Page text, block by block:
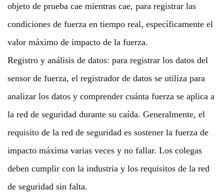
objeto de prueba cae mientras cae, para registrar las
condiciones de fuerza en tiempo real, específicamente el
valor máximo de impacto de la fuerza.
Registro y análisis de datos: para registrar los datos del
sensor de fuerza, el registrador de datos se utiliza para
analizar los datos y comprender cuánta fuerza se aplica a
la red de seguridad durante su caída. Generalmente, el
requisito de la red de seguridad es sostener la fuerza de
impacto máxima varias veces y no fallar. Los colegas
deben cumplir con la industria y los requisitos de la red
de seguridad sin falta.